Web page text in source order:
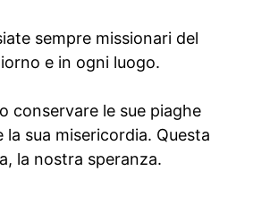
sempre missionari del
e in ogni luogo.
conservare le sue piaghe
sua misericordia. Questa
la nostra speranza.